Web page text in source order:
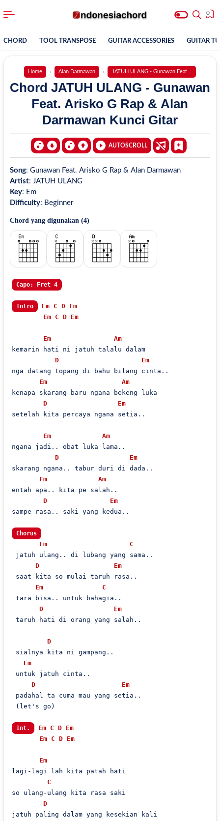
0
CHORD TOOL TRANSPOSE GUITAR ACCESSORIES GUITAR
Home Alan Darmawan JATUH ULANG - Gunawan Feat. Arisko G
Chord JATUH ULANG - Gunawan
Feat. Arisko G Rap & Alan
Darmawan Kunci Gitar
AUTOSCROLL
Song: Gunawan Feat. Arisko G Rap & Alan Darmawan
Artist: JATUH ULANG
Key: Em
Difficulty: Beginner
Chord yang digunakan (4)
Capo: Fret 4
Intro Em C D
Em
Em
C D Em
Em
Am
kemarin hati ni jatuh talalu dalam
D
Em
nga datang topang di bahu bilang cinta..
Em
Am
kenapa skarang baru ngana bekeng luka
D
Em
setelah kita percaya ngana setia..
Em
Am
ngana jadi.. obat luka lama..
D
Em
skarang ngana.. tabur duri di dada..
Em
Am
entah apa.. kita pe salah..
D
Em
sampe rasa.. saki yang kedua..
Chorus
Em
C
jatuh ulang.. di lubang yang sama..
D
Em
saat kita so mulai taruh rasa..
Em
C
tara bisa.. untuk bahagia..
D
Em
taruh hati di orang yang salah..
D
sialnya kita ni gampang..
Em
untuk jatuh cinta..
D
Em
padahal ta cuma mau yang setia..
(let's go)
Int. Em C D
Em
Em
C D Em
Em
lagi-lagi lah kita patah hati
C
so ulang-ulang kita rasa saki
D
jatuh paling dalam yang kesekian kali